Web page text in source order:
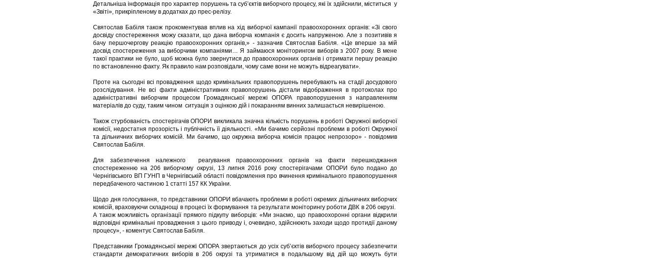
Детальніша інформація про характер порушень та суб’єктів виборчого процесу, які їх здійснили, міститься у
«Звіті», прикріпленому в додатках до прес-релізу.
Святослав Бабіля також прокоментував вплив на хід виборчої кампанії правоохоронних органів: «Зі свого
досвіду спостереження можу сказати, що дана виборча компанія є досить напруженою. Але з позитивів я
бачу першочергову реакцію правоохоронних органів,» - зазначив Святослав Бабіля. «Це вперше за мій
досвід спостереження за виборчими компаніями… Я займаюся моніторингом виборів з 2007 року. В мене
такої практики не було, щоб можна було звернутися до правоохоронних органів і отримати першу реакцію
по встановленню факту. Як правило нам розповідали, чому саме вони не можуть відреагувати».
Проте на сьогодні всі провадження щодо кримінальних правопорушень перебувають на стадії досудового
розслідування. Не всі факти адміністративних правопорушень дістали відображення в протоколах про
адміністративні виборчим процесом Громадянської мережі ОПОРА правопорушення з направленням
матеріалів до суду, таким чином ситуація з оцінкою дій і покаранням винних залишається невирішеною.
Також стурбованість спостерігачів ОПОРИ викликала значна кількість порушень в роботі Окружної виборчої
комісії, недостатня прозорість і публічність її діяльності. «Ми бачимо серйозні проблеми в роботі Окружної
та дільничних виборчих комісій. Ми бачимо, що окружна виборча комісія працює непрозоро» - повідомив
Святослав Бабіля.
Для забезпечення належного реагування правоохоронних органів на факти перешкоджання
спостереженню на 206 виборчому окрузі, 13 липня 2016 року спостерігачами ОПОРИ було подано до
Чернігівського ВП ГУНП в Чернігівській області повідомлення про вчинення кримінального правопорушення
передбаченого частиною 1 статті 157 КК України.
Щодо дня голосування, то представники ОПОРИ вбачають проблеми в роботі окремих дільничних виборчих
комісій, враховуючи складнощі в процесі їх формування та результати моніторингу роботи ДВК в 206 окрузі.
А також можливість організації прямого підкупу виборців: «Ми знаємо, що правоохоронні органи відкрили
відповідні кримінальні провадження з цього приводу і, очевидно, здійснюють заходи щодо протидії даному
процесу», - коментує Святослав Бабіля.
Представники Громадянської мережі ОПОРА звертаються до усіх суб’єктів виборчого процесу забезпечити
стандарти демократичних виборів в 206 окрузі та утриматися в подальшому від дій що можуть бути